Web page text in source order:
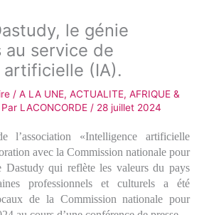
le génie
au service de
artificielle (IA).
/ A LA UNE, ACTUALITE, AFRIQUE &
LACONCORDE / 28 juillet 2024
l’association «Intelligence artificielle
avec la Commission nationale pour
Dastudy qui reflète les valeurs du pays
professionnels et culturels a été
de la Commission nationale pour